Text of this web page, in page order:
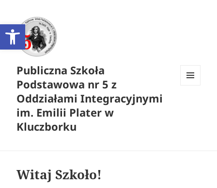
Otwórz pasek narzędzi
Publiczna Szkoła
Podstawowa nr 5 z
Oddziałami Integracyjnymi
im. Emilii Plater w
Kluczborku
Witaj Szkoło!